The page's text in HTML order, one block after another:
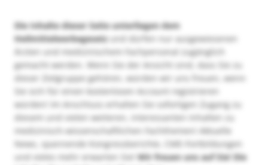
Die Inhalte dieser Seite unterliegen dem
Heilmittelwerbegesetzund dürfen nur ausgewiesenen
Ärzten und medizinischem Fachpersonal zugänglich
gemacht werden. Wenn Sie der Ansicht sind, dass Sie zu
dieser Zielgruppe gehören, würden wir uns freuen, wenn
Sie sich für einen kostenlosen Account registrieren
würden! Im Anschluss erhalten Sie sofortigen Zugang zu
diesem und vielen weiteren, interessanten Inhalten zu
medizinisch-wissenschaftlichen Fachthemen! Aktuelle
News, spannende Kongressberichte, CME-Fortbildungen
und vieles mehr erwarten Sie!Wir freuen uns auf Sie! Die